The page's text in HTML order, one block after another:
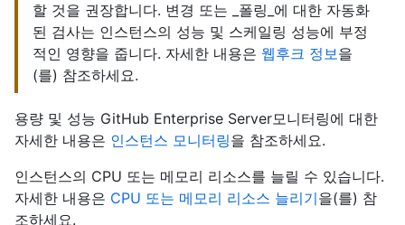
할 것을 권장합니다. 변경 또는 _폴링_에 대한 자동화
된 검사는 인스턴스의 성능 및 스케일링 성능에 부정
적인 영향을 줍니다. 자세한 내용은 웹후크 정보을
(를) 참조하세요.
용량 및 성능 GitHub Enterprise Server모니터링에 대한
자세한 내용은 인스턴스 모니터링을 참조하세요.
인스턴스의 CPU 또는 메모리 리소스를 늘릴 수 있습니다.
자세한 내용은 CPU 또는 메모리 리소스 늘리기을(를) 참
조하세요.